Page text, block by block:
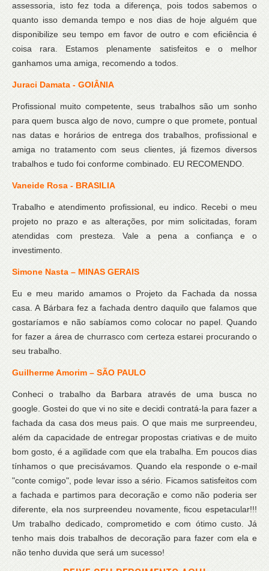
assessoria, isto fez toda a diferença, pois todos sabemos o
quanto isso demanda tempo e nos dias de hoje alguém que
disponibilize seu tempo em favor de outro e com eficiência é
coisa rara. Estamos plenamente satisfeitos e o melhor
ganhamos uma amiga, recomendo a todos.
Juraci Damata - GOIÂNIA
Profissional muito competente, seus trabalhos são um sonho
para quem busca algo de novo, cumpre o que promete, pontual
nas datas e horários de entrega dos trabalhos, profissional e
amiga no tratamento com seus clientes, já fizemos diversos
trabalhos e tudo foi conforme combinado. EU RECOMENDO.
Vaneide Rosa - BRASILIA
Trabalho e atendimento profissional, eu indico. Recebi o meu
projeto no prazo e as alterações, por mim solicitadas, foram
atendidas com presteza. Vale a pena a confiança e o
investimento.
Simone Nasta – MINAS GERAIS
Eu e meu marido amamos o Projeto da Fachada da nossa
casa. A Bárbara fez a fachada dentro daquilo que falamos que
gostaríamos e não sabíamos como colocar no papel. Quando
for fazer a área de churrasco com certeza estarei procurando o
seu trabalho.
Guilherme Amorim – SÃO PAULO
Conheci o trabalho da Barbara através de uma busca no
google. Gostei do que vi no site e decidi contratá-la para fazer a
fachada da casa dos meus pais. O que mais me surpreendeu,
além da capacidade de entregar propostas criativas e de muito
bom gosto, é a agilidade com que ela trabalha. Em poucos dias
tínhamos o que precisávamos. Quando ela responde o e-mail
"conte comigo", pode levar isso a sério. Ficamos satisfeitos com
a fachada e partimos para decoração e como não poderia ser
diferente, ela nos surpreendeu novamente, ficou espetacular!!!
Um trabalho dedicado, comprometido e com ótimo custo. Já
tenho mais dois trabalhos de decoração para fazer com ela e
não tenho duvida que será um sucesso!